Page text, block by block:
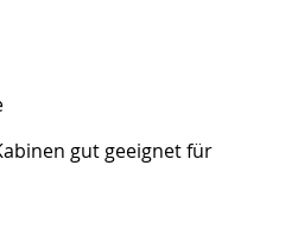
gut geeignet für